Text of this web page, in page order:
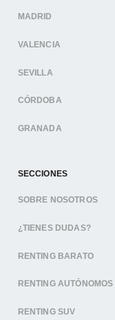
MADRID
VALENCIA
SEVILLA
CÓRDOBA
GRANADA
SECCIONES
SOBRE NOSOTROS
¿TIENES DUDAS?
RENTING BARATO
RENTING AUTÓNOMOS
RENTING SUV